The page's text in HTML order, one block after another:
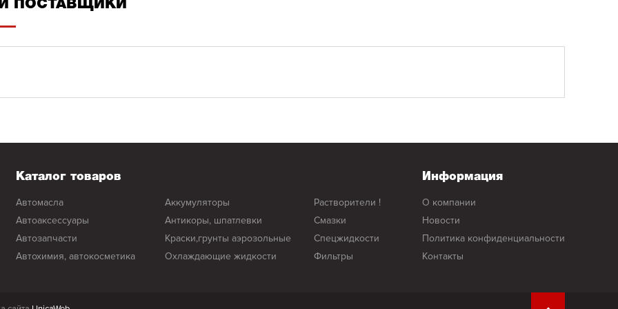
ПОСТАВЩИКИ
Каталог товаров
автомасла
автоаксессуары
автозапчасти
автохимия, автокосметика
аккумуляторы
антикоры, шпатлевки
краски,грунты аэрозольные
охлаждающие жидкости
растворители !
смазки
спецжидкости
фильтры
Информация
о компании
новости
политика конфиденциальности
контакты